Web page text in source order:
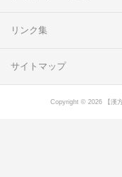
リンク集
サイトマップ
Copyright © 2026 【漢